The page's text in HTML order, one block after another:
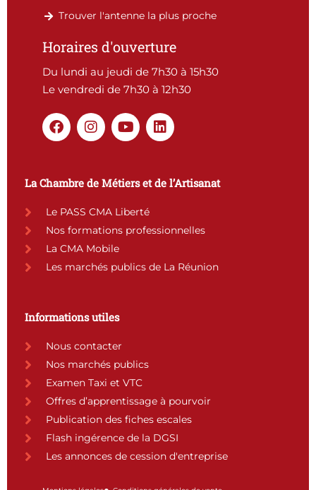
Trouver l'antenne la plus proche
Horaires d'ouverture
Du lundi au jeudi de 7h30 à 15h30
Le vendredi de 7h30 à 12h30
F
a
o
o
k
I
n
a
g
r
a
m
Y
o
b
e
L
i
e
d
La Chambre de Métiers et de l’Artisanat
Le PASS CMA Liberté
Nos formations professionnelles
La CMA Mobile
Les marchés publics de La Réunion
Informations utiles
Nous contacter
Nos marchés publics
Examen Taxi et VTC
Offres d’apprentissage à pourvoir
Publication des fiches escales
Flash ingérence de la DGSI
Les annonces de cession d'entreprise